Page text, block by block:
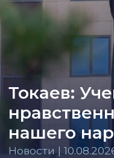
Токаев:
нашего
Новости |